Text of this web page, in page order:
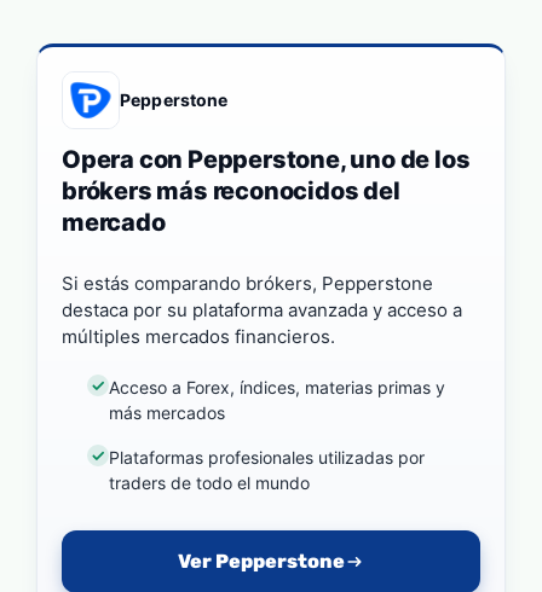
Pepperstone
Opera con Pepperstone, uno de los
brókers más reconocidos del
mercado
Si estás comparando brókers, Pepperstone
destaca por su plataforma avanzada y acceso a
múltiples mercados financieros.
Acceso a Forex, índices, materias primas y
más mercados
Plataformas profesionales utilizadas por
traders de todo el mundo
Ver Pepperstone